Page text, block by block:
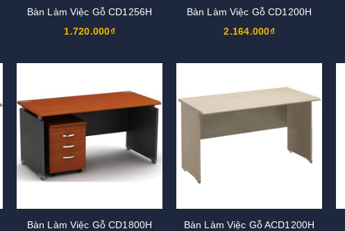
Bàn Làm Việc Gỗ CD1256H
1.720.000₫
Bàn Làm Việc Gỗ CD1200H
2.164.000₫
Bàn Làm Việc Gỗ CD1800H
Bàn Làm Việc Gỗ ACD1200H